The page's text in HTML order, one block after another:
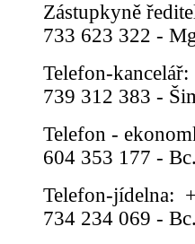
Zástupkyně
733 623 322 -
Telefon-
739 312 383 -
Telefon -
604 353 177 -
Telefon-jídelna:
734 234 069 -